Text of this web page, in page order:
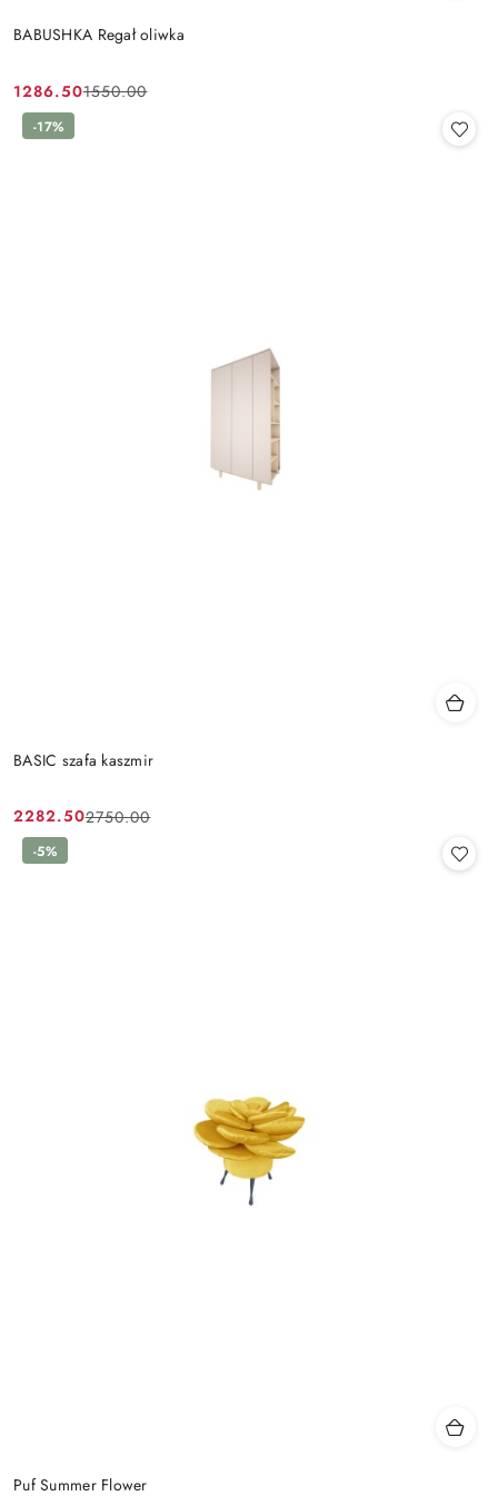
BABUSHKA Regał oliwka
Cena
promocyjna:
1286.50
Cena
przed
1550.00
BASIC szafa kaszmir
Cena
promocyjna:
2282.50
Cena
przed
2750.00
-17%
Puf Summer Flower
-5%